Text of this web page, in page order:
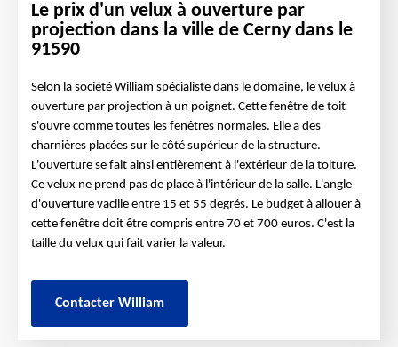
Le prix d'un velux à ouverture par
projection dans la ville de Cerny dans le
91590
Selon la société William spécialiste dans le domaine, le velux à
ouverture par projection à un poignet. Cette fenêtre de toit
s'ouvre comme toutes les fenêtres normales. Elle a des
charnières placées sur le côté supérieur de la structure.
L'ouverture se fait ainsi entièrement à l'extérieur de la toiture.
Ce velux ne prend pas de place à l'intérieur de la salle. L'angle
d'ouverture vacille entre 15 et 55 degrés. Le budget à allouer à
cette fenêtre doit être compris entre 70 et 700 euros. C'est la
taille du velux qui fait varier la valeur.
Contacter William